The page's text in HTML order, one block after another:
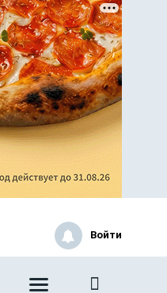
Войти
ЭТО БЫЛО В
Книга памяти воронежских
воинов-интернационалистов
ЭТО БЫЛО В
воинов-интернационалистов